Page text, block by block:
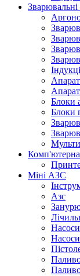
Зварювальні
Блоки
Блоки
Комп'ютерна
Міні АЗС
Азс